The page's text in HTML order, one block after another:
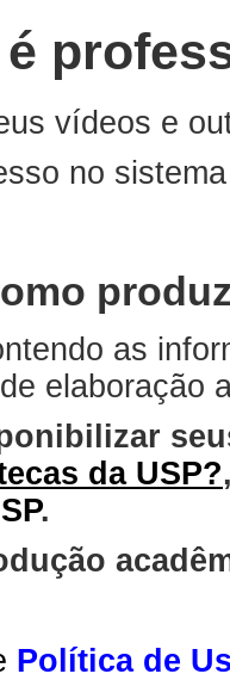
vídeos e
no
as
elaboração
da USP?
.
Política de